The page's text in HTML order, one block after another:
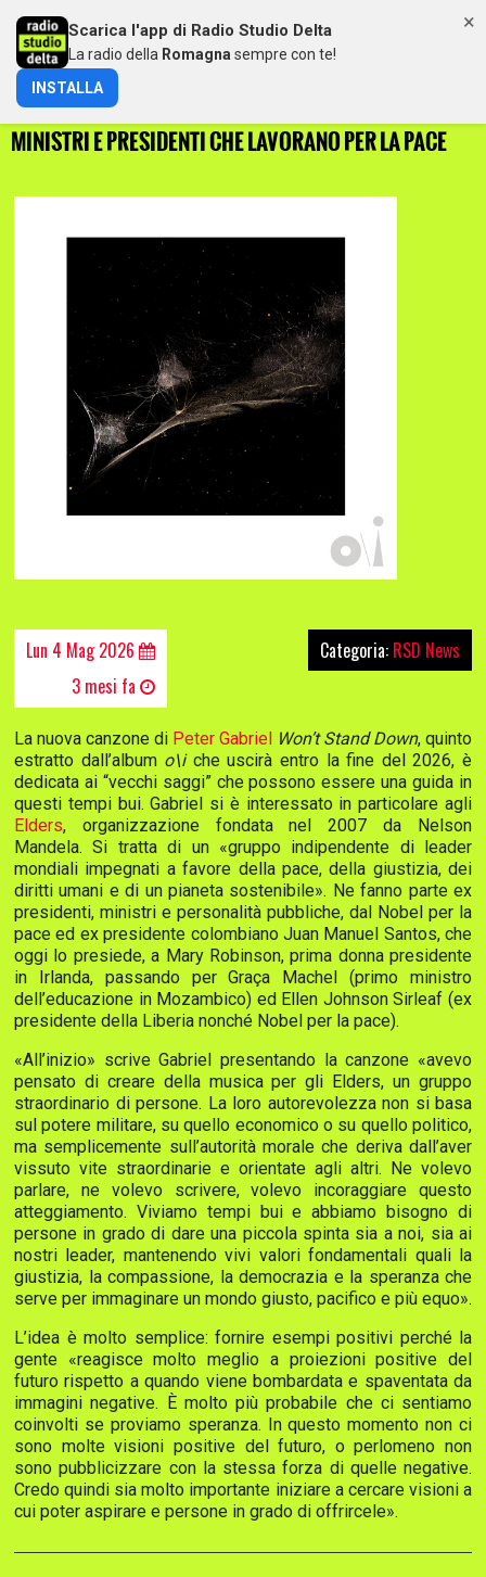
PETER GABRIEL DEDICA ‘WON’T STAND DOWN’ AGLI EX
MINISTRI E PRESIDENTI CHE LAVORANO PER LA PACE
Lun 4 Mag 2026
3 mesi fa
Categoria: RSD News
La nuova canzone di Peter Gabriel Won’t Stand Down, quinto
estratto dall’album o\iche uscirà entro la fine del 2026, è
dedicata ai “vecchi saggi” che possono essere una guida in
questi tempi bui. Gabriel si è interessato in particolare agli
Elders, organizzazione fondata nel 2007 da Nelson
Mandela. Si tratta di un «gruppo indipendente di leader
mondiali impegnati a favore della pace, della giustizia, dei
diritti umani e di un pianeta sostenibile». Ne fanno parte ex
presidenti, ministri e personalità pubbliche, dal Nobel per la
pace ed ex presidente colombiano Juan Manuel Santos, che
oggi lo presiede, a Mary Robinson, prima donna presidente
in Irlanda, passando per Graça Machel (primo ministro
dell’educazione in Mozambico) ed Ellen Johnson Sirleaf (ex
presidente della Liberia nonché Nobel per la pace).
«All’inizio» scrive Gabriel presentando la canzone «avevo
pensato di creare della musica per gli Elders, un gruppo
straordinario di persone. La loro autorevolezza non si basa
sul potere militare, su quello economico o su quello politico,
ma semplicemente sull’autorità morale che deriva dall’aver
vissuto vite straordinarie e orientate agli altri. Ne volevo
parlare, ne volevo scrivere, volevo incoraggiare questo
atteggiamento. Viviamo tempi bui e abbiamo bisogno di
persone in grado di dare una piccola spinta sia a noi, sia ai
nostri leader, mantenendo vivi valori fondamentali quali la
giustizia, la compassione, la democrazia e la speranza che
serve per immaginare un mondo giusto, pacifico e più equo».
L’idea è molto semplice: fornire esempi positivi perché la
gente «reagisce molto meglio a proiezioni positive del
futuro rispetto a quando viene bombardata e spaventata da
immagini negative. È molto più probabile che ci sentiamo
coinvolti se proviamo speranza. In questo momento non ci
sono molte visioni positive del futuro, o perlomeno non
sono pubblicizzare con la stessa forza di quelle negative.
Credo quindi sia molto importante iniziare a cercare visioni a
cui poter aspirare e persone in grado di offrircele».
×
Scarica l'app di Radio Studio Delta
La radio della Romagna sempre con te!
INSTALLA